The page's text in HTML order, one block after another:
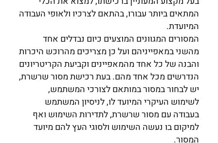
המתאים ביותר עבורו, בהתאם לצרכיו ולאופי העבודה
המיועדת.
המסורים המגוונים המוצעים כיום נבדלים אחד
מהשני במאפייניהם ועל כן מצריכים מהרוכש היכרות
והבנה של כל אחד מהמאפיינים וקביעת הקריטריונים
הנדרשים מכל אחד מהם. בעת רכישת מסור שרשרת,
יש לבחור במסור במותאם לצורכי המשתמש,
לשימוש העיקרי המיועד לו, לניסיון המשתמש
בעבודה עם מסור שרשרת, לתדירות השימוש ואף
למיקום בו נעשה השימוש ולסוגי העץ להם מיועד
המסור.